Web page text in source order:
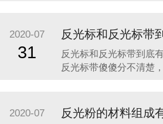
两类。 由于我国近些年
的公路建设、汽车产业
业等一直处在一种高速
反光材料产
2020-07
31
反光标和反光标带
反光标和反光标带到底
反光标带傻傻分不清楚
的色彩起到明显的警示
足的情况下，其明亮的
2020-07 反光粉的材料组成